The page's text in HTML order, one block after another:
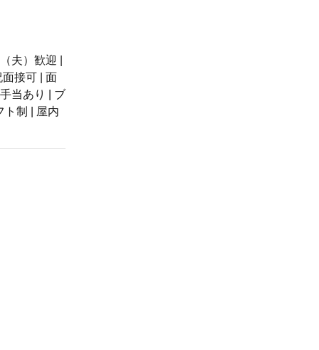
夫）歓迎 |
接可 | 面
当あり | ブ
ト制 | 屋内